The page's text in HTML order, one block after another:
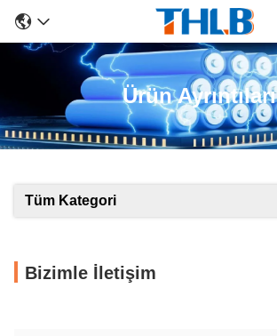
Ürün Ayrıntıları
Tüm Kategori
Bizimle İletişim